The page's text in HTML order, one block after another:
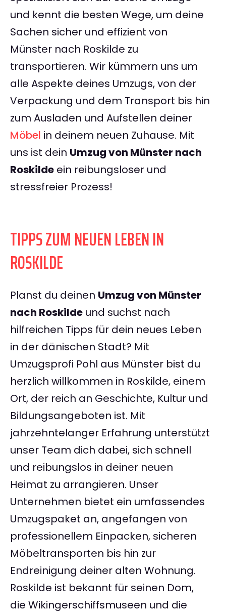
und kennt die besten Wege, um deine
Sachen sicher und effizient von
Münster nach Roskilde zu
transportieren. Wir kümmern uns um
alle Aspekte deines Umzugs, von der
Verpackung und dem Transport bis hin
zum Ausladen und Aufstellen deiner
Möbel in deinem neuen Zuhause. Mit
uns ist dein Umzug von Münster nach
Roskilde ein reibungsloser und
stressfreier Prozess!
TIPPS ZUM NEUEN LEBEN IN
ROSKILDE
Planst du deinen Umzug von Münster
nach Roskilde und suchst nach
hilfreichen Tipps für dein neues Leben
in der dänischen Stadt? Mit
Umzugsprofi Pohl aus Münster bist du
herzlich willkommen in Roskilde, einem
Ort, der reich an Geschichte, Kultur und
Bildungsangeboten ist. Mit
jahrzehntelanger Erfahrung unterstützt
unser Team dich dabei, sich schnell
und reibungslos in deiner neuen
Heimat zu arrangieren. Unser
Unternehmen bietet ein umfassendes
Umzugspaket an, angefangen von
professionellem Einpacken, sicheren
Möbeltransporten bis hin zur
Endreinigung deiner alten Wohnung.
Roskilde ist bekannt für seinen Dom,
die Wikingerschiffsmuseen und die